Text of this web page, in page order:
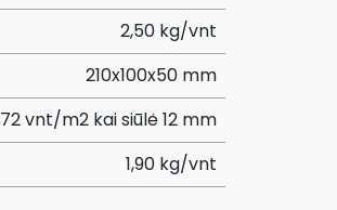
2,50 kg/vnt
210x100x50 mm
72 vnt/m2 kai siūlė 12 mm
1,90 kg/vnt